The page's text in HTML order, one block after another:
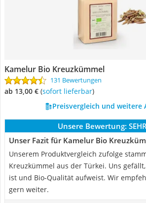
Kamelur Bio Kreuzkümmel
131 Bewertungen
ab 13,00 € ( Sofort lieferbar)
Preisvergleich und weitere
Unsere Bewertung:
Unser Fazit für Kamelur Bio
Unserem Produktvergleich zufolge
Kreuzkümmel aus der Türkei. Uns
ist und Bio-Qualität aufweist. Wir
gern weiter.